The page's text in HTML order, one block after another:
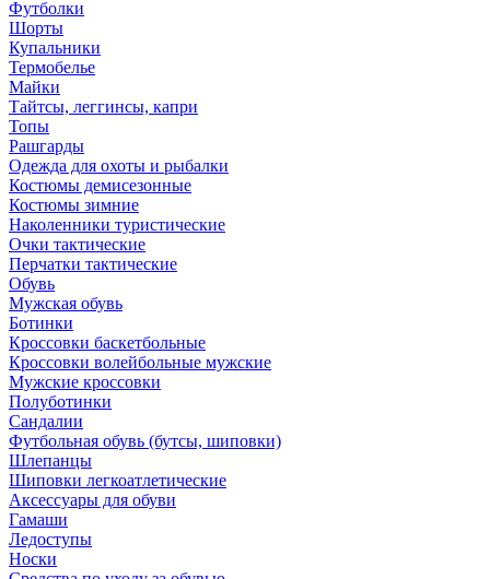
Футболки
Шорты
Купальники
Термобелье
Майки
Тайтсы, леггинсы, капри
Топы
Рашгарды
Одежда для охоты и рыбалки
Костюмы демисезонные
Костюмы зимние
Наколенники туристические
Очки тактические
Перчатки тактические
Обувь
Мужская обувь
Ботинки
Кроссовки баскетбольные
Кроссовки волейбольные мужские
Мужские кроссовки
Полуботинки
Сандалии
Футбольная обувь (бутсы, шиповки)
Шлепанцы
Шиповки легкоатлетические
Аксессуары для обуви
Гамаши
Ледоступы
Носки